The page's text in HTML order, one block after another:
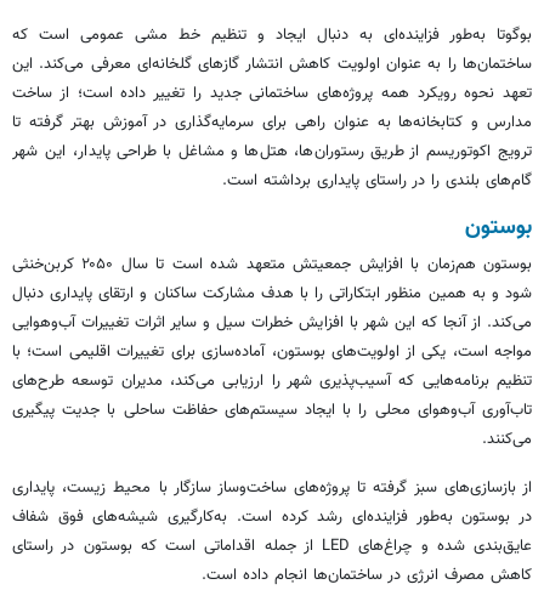
بوگوتا به‌طور فزاینده‌ای به دنبال ایجاد و تنظیم خط مشی عمومی است که
ساختمان‌ها را به عنوان اولویت کاهش انتشار گازهای گلخانه‌ای معرفی می‌کند. این
تعهد نحوه رویکرد همه پروژه‌های ساختمانی جدید را تغییر داده است؛ از ساخت
مدارس و کتابخانه‌ها به عنوان راهی برای سرمایه‌گذاری در آموزش بهتر گرفته تا
ترویج اکوتوریسماز طریق رستوران‌ها، هتل‌ها و مشاغل با طراحی پایدار، این شهر
گام‌های بلندی را در راستای پایداری برداشته است.
بوستون
بوستون هم‌زمان با افزایش جمعیتش متعهد شده است تا سال ۲۰۵۰ کربن‌خنثی
شود و به همین منظور ابتکاراتی را با هدف مشارکت ساکنان و ارتقای پایداری دنبال
می‌کند. از آنجا که این شهر با افزایش خطرات سیل و سایر اثرات تغییرات آب‌وهوایی
مواجه است، یکی از اولویت‌های بوستون، آماده‌سازی برای تغییرات اقلیمی است؛ با
تنظیم برنامه‌هایی که آسیب‌پذیری شهر را ارزیابی می‌کند، مدیران توسعه طرح‌های
تاب‌آوری آب‌وهوای محلی را با ایجاد سیستم‌های حفاظت ساحلی با جدیت پیگیری
می‌کنند.
از بازسازی‌های سبز گرفته تا پروژه‌های ساخت‌وساز سازگار با محیط زیست، پایداری
در بوستون به‌طور فزاینده‌ای رشد کرده است. به‌کارگیری شیشه‌های فوق شفاف
عایق‌بندی شده و چراغ‌های LED از جمله اقداماتی است که بوستون در راستای
کاهش مصرف انرژی در ساختمان‌ها انجام داده است.